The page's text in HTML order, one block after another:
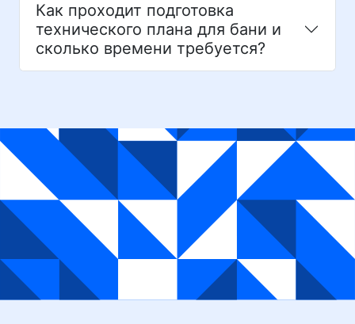
Как проходит подготовка
технического плана для бани и
сколько времени требуется?